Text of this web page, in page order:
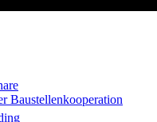
Baustellenkooperation